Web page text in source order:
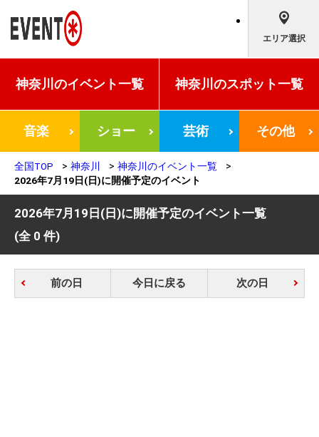
エリア選択
神奈川のイベント一覧 神奈川のスポット一覧
音楽 ショー 芸術 その他
全国TOP 神奈川
神奈川のイベント一覧
2026年7月19日(日)に開催予定のイベント
2026年7月19日(日)に開催予定のイベント一覧
(全 0 件)
前の日 今日に戻る 次の日